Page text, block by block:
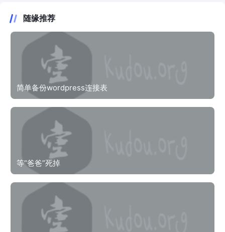
随缘推荐
简单备份wordpress连接表
等“爸爸”死掉